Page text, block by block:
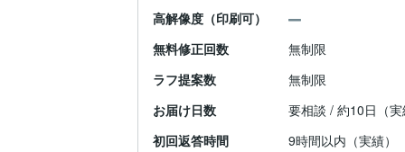
高解像度（印刷可）
無料修正回数
無制限
ラフ提案数
無制限
お届け日数
要相談 / 約10日（
初回返答時間
9時間以内（実績）